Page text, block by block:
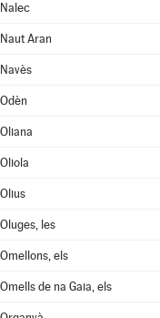
Nalec
Naut Aran
Navès
Odèn
Oliana
Oliola
Olius
Oluges, les
Omellons, els
Omells de na Gaia, els